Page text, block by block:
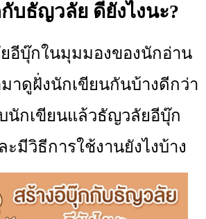
บธัญวลัย ดียังไงนะ?
อีบุ๊กในมุมมองของนักอ่าน
าดูฝั่งนักเขียนกันบ้างดีกว่า
นักเขียนแล้วธัญวลัยอีบุ๊ก
ะมีวิธีการใช้งานยังไงบ้าง